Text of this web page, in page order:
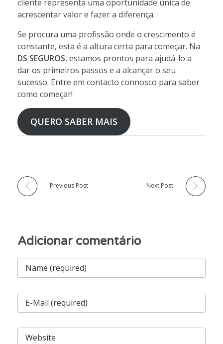
cliente representa uma oportunidade única de
acrescentar valor e fazer a diferença.
Se procura uma profissão onde o crescimento é
constante, esta é a altura certa para começar. Na
DS SEGUROS, estamos prontos para ajudá-lo a
dar os primeiros passos e a alcançar o seu
sucesso. Entre em contacto connosco para saber
como começar!
QUERO SABER MAIS
Previous Post Next Post